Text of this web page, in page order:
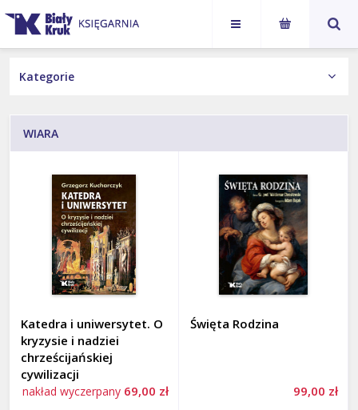
NASI AUTORZY
Karol
Nawrocki
Jan Paweł
KSIĄŻKI
Wydania Obcojęzyczne
Książka z autografem
Kategorie
ALBUMY
BIOGRAFIE
DLA DZIECI I MŁODZIEŻY
HISTORIA I POLSKA
JAN PAWEŁ II
LITERATURA PIĘKNA
POLITYKA I SPOŁECZEŃSTWO
WIARA
WIARA
Katedra i uniwersytet. O
kryzysie i nadziei
chrześcijańskiej
cywilizacji
nakład wyczerpany 69,00 zł
Święta Rodzina
99,00 zł